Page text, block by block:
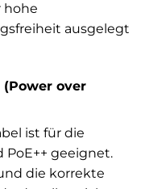
hohe
ausgelegt
(Power over
ist für die
PoE++ geeignet.
die korrekte